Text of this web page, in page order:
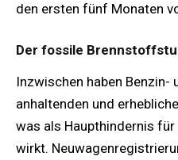
den ersten fünf Monaten
Der fossile
Inzwischen haben Benzin-
anhaltenden und
was als Haupthindernis
wirkt.